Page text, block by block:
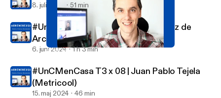
#UnCMenCasa T3 x 07 | María Lázaro Ávila
8. juli 2024 51 min
#UnCMenCasa T3 x 09 | Edurne Ruiz de
Arcaute
6. juni 2024 1 h 3 min
#UnCMenCasa T3 x 08 | Juan Pablo Tejela
(Metricool)
15. maj 2024 46 min